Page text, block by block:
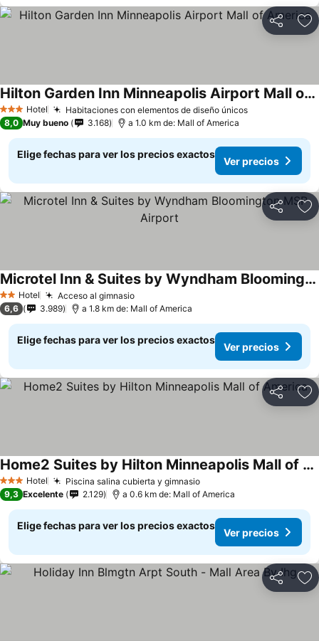
Compartir
3 Estrellas
Hotel Habitaciones con elementos de diseño únicos
Hilton Garden Inn Minneapolis Airport Mall of America
8,0 Muy bueno 3.168 a 1.0 km de: Mall of America
Elige fechas para ver los precios exactos
Ver precios
Compartir
2 Estrellas
Hotel Acceso al gimnasio
Microtel Inn & Suites by Wyndham Bloomington MSP Airport
6,6 3.989 a 1.8 km de: Mall of America
Elige fechas para ver los precios exactos
Ver precios
Compartir
3 Estrellas
Hotel Piscina salina cubierta y gimnasio
Home2 Suites by Hilton Minneapolis Mall of America
9,3 Excelente 2.129 a 0.6 km de: Mall of America
Elige fechas para ver los precios exactos
Ver precios
Compartir